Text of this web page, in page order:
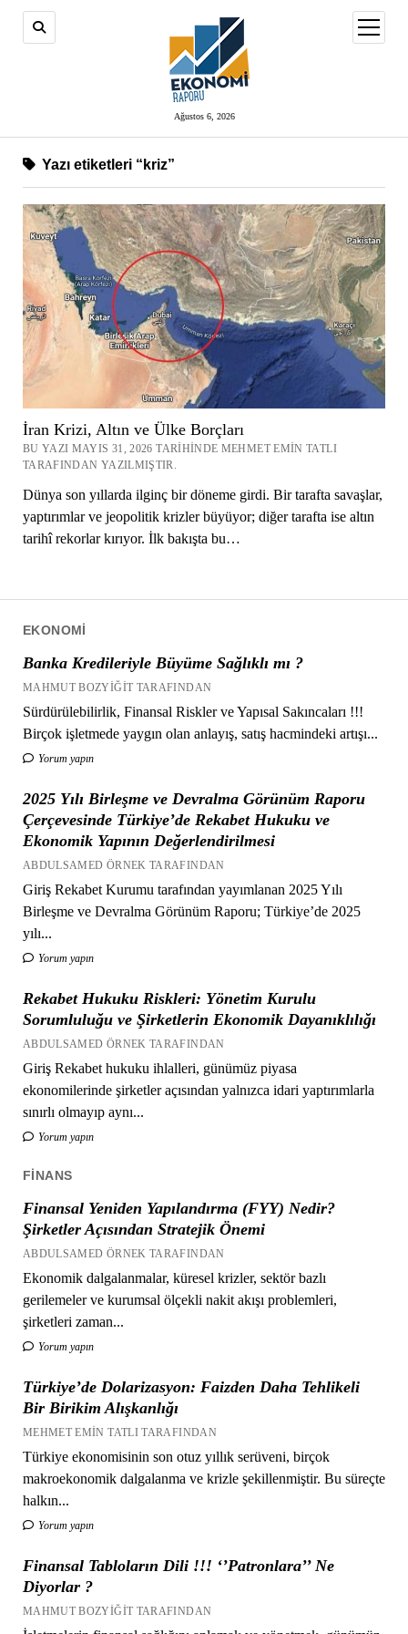
Ağustos 6, 2026
aç
EKONOMI
Banka Kredileriyle Büyüme Sağlıklı mı ?
MAHMUT BOZYIĞIT TARAFINDAN
Sürdürülebilirlik, Finansal Riskler ve Yapısal Sakıncaları !!!
Birçok işletmede yaygın olan anlayış, satış hacmindeki artışı...
Yorum yapın
2025 Yılı Birleşme ve Devralma Görünüm Raporu
Çerçevesinde Türkiye’de Rekabet Hukuku ve
Ekonomik Yapının Değerlendirilmesi
ABDULSAMED ÖRNEK TARAFINDAN
Giriş Rekabet Kurumu tarafından yayımlanan 2025 Yılı
Birleşme ve Devralma Görünüm Raporu; Türkiye’de 2025
yılı...
Yorum yapın
Rekabet Hukuku Riskleri: Yönetim Kurulu
Sorumluluğu ve Şirketlerin Ekonomik Dayanıklılığı
ABDULSAMED ÖRNEK TARAFINDAN
Giriş Rekabet hukuku ihlalleri, günümüz piyasa
ekonomilerinde şirketler açısından yalnızca idari yaptırımlarla
sınırlı olmayıp aynı...
Yorum yapın
FINANS
Finansal Yeniden Yapılandırma (FYY) Nedir?
Şirketler Açısından Stratejik Önemi
ABDULSAMED ÖRNEK TARAFINDAN
Ekonomik dalgalanmalar, küresel krizler, sektör bazlı
gerilemeler ve kurumsal ölçekli nakit akışı problemleri,
şirketleri zaman...
Yorum yapın
Türkiye’de Dolarizasyon: Faizden Daha Tehlikeli
Bir Birikim Alışkanlığı
MEHMET EMIN TATLI TARAFINDAN
Türkiye ekonomisinin son otuz yıllık serüveni, birçok
makroekonomik dalgalanma ve krizle şekillenmiştir. Bu süreçte
halkın...
Yorum yapın
Finansal Tabloların Dili !!! ‘’Patronlara’’ Ne
Diyorlar ?
MAHMUT BOZYIĞIT TARAFINDAN
Yazı etiketleri “kriz”
İran Krizi, Altın ve Ülke Borçları
BU YAZI MAYIS 31, 2026 TARIHINDE MEHMET EMIN TATLI
TARAFINDAN YAZILMIŞTIR.
Dünya son yıllarda ilginç bir döneme girdi. Bir tarafta savaşlar,
yaptırımlar ve jeopolitik krizler büyüyor; diğer tarafta ise altın
tarihî rekorlar kırıyor. İlk bakışta bu…